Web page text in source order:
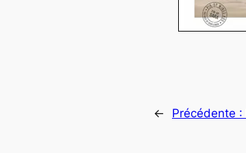
← Précédente :